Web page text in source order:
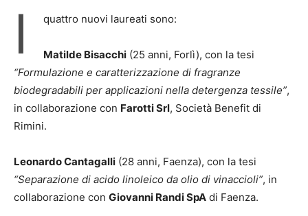
I quattro nuovi laureati sono:
Matilde Bisacchi (25 anni, Forlì), con la tesi
“Formulazione e caratterizzazione di fragranze
biodegradabili per applicazioni nella detergenza tessile”,
in collaborazione con Farotti Srl, Società Benefit di
Rimini.
Leonardo Cantagalli (28 anni, Faenza), con la tesi
“Separazione di acido linoleico da olio di vinaccioli”, in
collaborazione con Giovanni Randi SpA di Faenza.